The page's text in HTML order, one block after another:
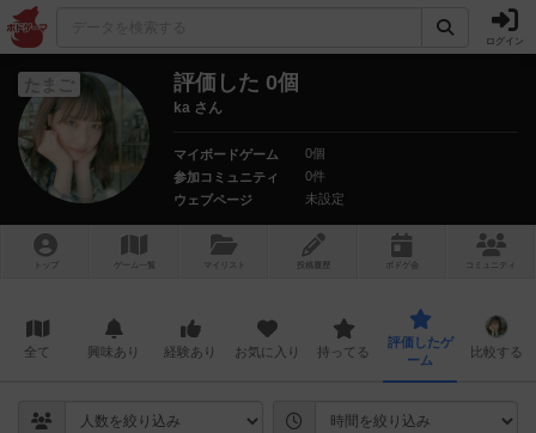
ログイン
たまご 評価した 0個
ka さん
マイボードゲーム
0個
参加コミュニティ
0件
ウェブページ
未設定
トップ ゲーム一覧 マイリスト 投稿履歴 ボ ドゲ コミュニティ
全て 興味あり 経験あり お気に入り 持ってる
評価したゲ
ーム
比較する